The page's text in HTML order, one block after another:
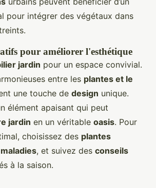
pour intégrer des végétaux dans
pour améliorer l'esthétique
jardin pour un espace convivial.
entre les plantes et le
une touche de design unique.
élément apaisant qui peut
jardin en un véritable oasis. Pour
choisissez des plantes
, et suivez des conseils
à la saison.